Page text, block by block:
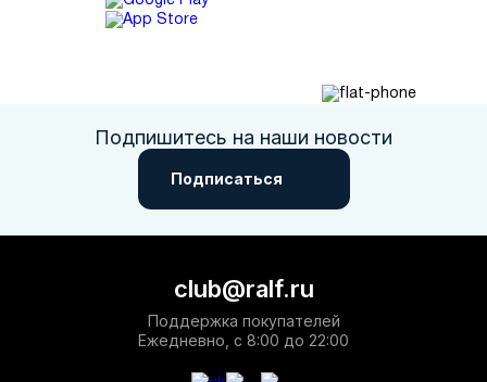
Подпишитесь на наши новости
Подписаться
club@ralf.ru
Поддержка покупателей
Ежедневно, с 8:00 до 22:00